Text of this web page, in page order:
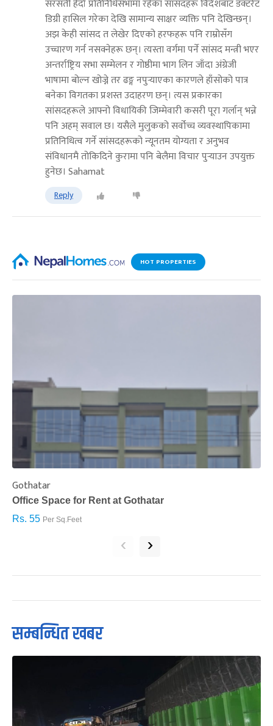
सरसर्ती हेर्दा प्रतिनिधिसभामा रहेका सांसदहरू विदेशबाट डक्टरेट
डिग्री हासिल गरेका देखि सामान्य साक्षर व्यक्ति पनि देखिन्छन्।
अझ केही सांसद त लेखेर दिएको हरफहरू पनि राम्रोसँग
उच्चारण गर्न नसक्नेहरू छन्। त्यस्ता वर्गमा पर्ने सांसद मन्त्री भएर
अन्तर्राष्ट्रिय सभा सम्मेलन र गोष्ठीमा भाग लिन जाँदा अंग्रेजी
भाषामा बोल्न खोज्ने तर ढङ्ग नपुर्‍याएका कारणले हाँसोको पात्र
बनेका विगतका प्रशस्त उदाहरण छन्। त्यस प्रकारका
सांसदहरूले आफ्नो विधायिकी जिम्मेवारी कसरी पूरा गर्लान् भन्ने
पनि अहम् सवाल छ। यसैले मुलुकको सर्वोच्च व्यवस्थापिकामा
प्रतिनिधित्व गर्ने सांसदहरूको न्यूनतम योग्यता र अनुभव
संविधानमै तोकिदिने कुरामा पनि बेलैमा विचार पुर्‍याउन उपयुक्त
हुनेछ। Sahamat
Reply
HOT PROPERTIES
Gothatar
Office Space for Rent at Gothatar
Rs. 55 Per Sq.Feet
‹ ›
सम्बन्धित खबर